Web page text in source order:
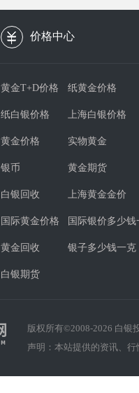
价格中心
黄金T+D价格 纸黄金价格
纸白银价格 上海白银价格
黄金价格 实物黄金
银币 黄金期货
白银回收 上海黄金金价
国际黄金价格 国际银价多少钱
黄金回收 银子多少钱一克
白银期货
版权所有©2008-2026 白银
声明：本站提供的资讯、